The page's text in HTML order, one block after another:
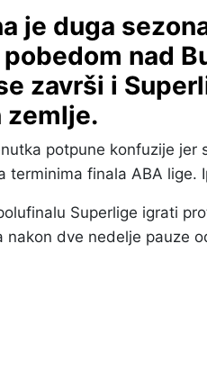
je duga
nad
završi i
zemlje.
potpune konfuzije jer
terminima finala ABA lige.
Superlige igrati
nakon dve nedelje pauze